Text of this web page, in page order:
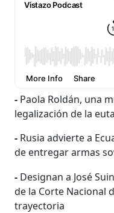
- Paola Roldán, una
legalización de la
- Rusia advierte a
de entregar armas
- Designan a José
de la Corte Nacional
trayectoria